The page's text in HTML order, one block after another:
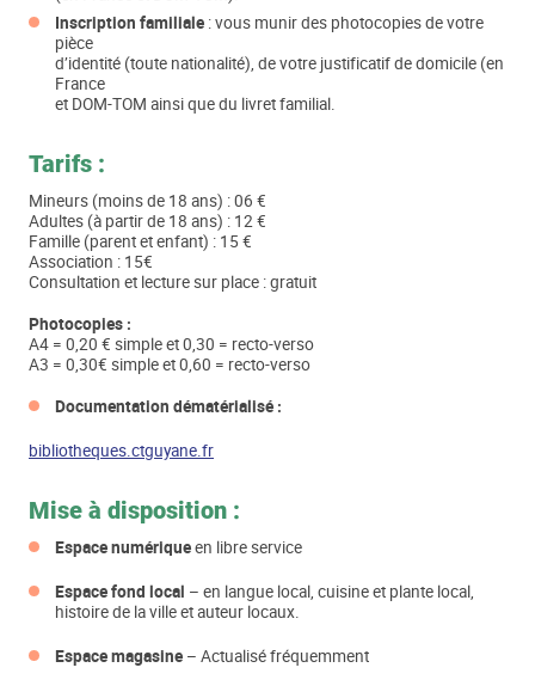
Inscription familiale: vous munir des photocopies de votre
pièce
d’identité (toute nationalité), de votre justificatif de domicile (en
France
et DOM-TOM ainsi que du livret familial.
Tarifs :
Mineurs (moins de 18 ans) : 06 €
Adultes (à partir de 18 ans) : 12 €
Famille (parent et enfant) : 15 €
Association : 15€
Consultation et lecture sur place : gratuit
Photocopies :
A4 = 0,20 € simple et 0,30 = recto-verso
A3 = 0,30€ simple et 0,60 = recto-verso
Documentation dématérialisé :
bibliotheques.ctguyane.fr
Mise à disposition :
Espace numériqueen libre service
Espace fond local – en langue local, cuisine et plante local,
histoire de la ville et auteur locaux.
Espace magasine– Actualisé fréquemment